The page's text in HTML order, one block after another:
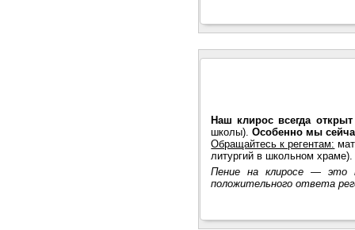
Наш клирос всегда
школы).Особенно мы
Обращайтесь к регентам:
литургий в школьном храме).
Пение на клиросе — это
положительного ответа